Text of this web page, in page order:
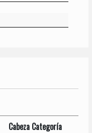
Cabeza Categoría